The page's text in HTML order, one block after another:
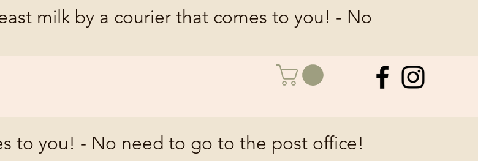
milk by a courier that comes to you! - No
to you! - No need to go to the post office!